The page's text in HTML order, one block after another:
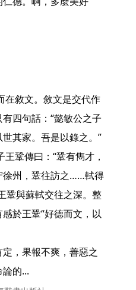
四句話：“懿敏公之子
其家。吾是以錄之。”
鞏傳曰：“鞏有雋才，
徐州，鞏往訪之……軾得
鞏與蘇軾交往之深。整
於王鞏“好德而文，以
，果報不爽，善惡之
的...